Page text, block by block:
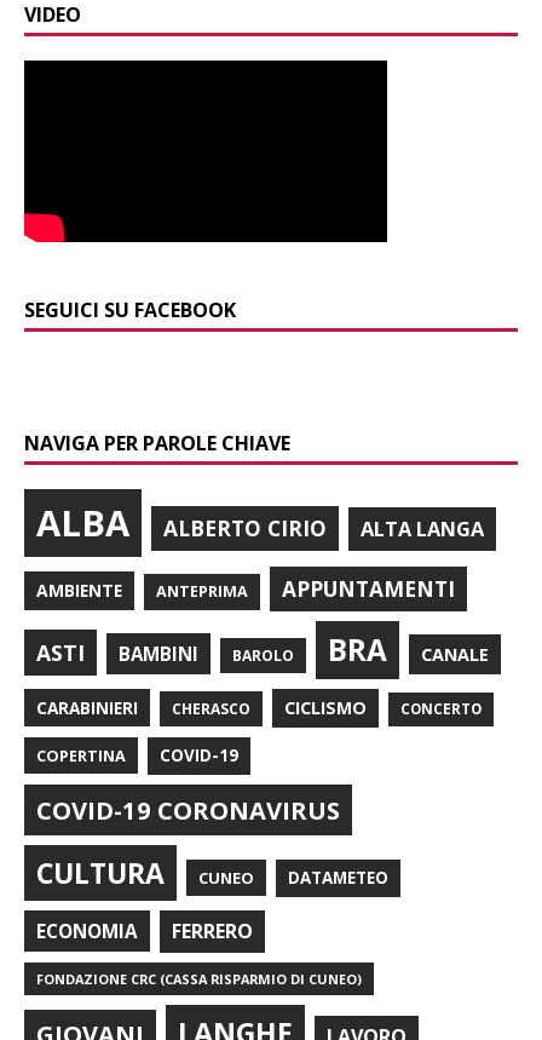
VIDEO
SEGUICI SU FACEBOOK
NAVIGA PER PAROLE CHIAVE
ALBA ALBERTO CIRIO ALTA LANGA
AMBIENTE ANTEPRIMA APPUNTAMENTI
ASTI BAMBINI BAROLO BRA CANALE
CARABINIERI CHERASCO CICLISMO CONCERTO
COPERTINA COVID-19
COVID-19 CORONAVIRUS
CULTURA CUNEO DATAMETEO
ECONOMIA FERRERO
FONDAZIONE CRC (CASSA RISPARMIO DI CUNEO)